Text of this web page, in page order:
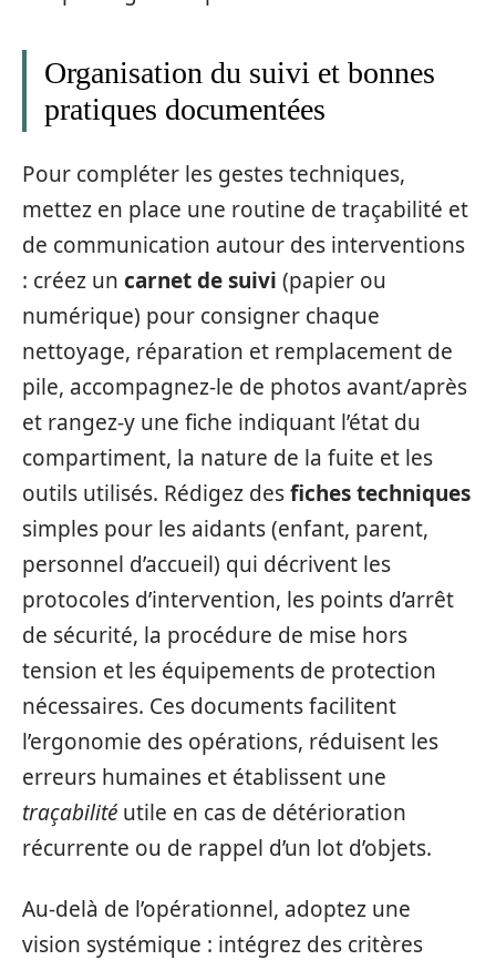
Organisation du suivi et bonnes
pratiques documentées
Pour compléter les gestes techniques,
mettez en place une routine de traçabilité et
de communication autour des interventions
: créez un carnet de suivi (papier ou
numérique) pour consigner chaque
nettoyage, réparation et remplacement de
pile, accompagnez-le de photos avant/après
et rangez-y une fiche indiquant l’état du
compartiment, la nature de la fuite et les
outils utilisés. Rédigez desfiches techniques
simples pour les aidants (enfant, parent,
personnel d’accueil) qui décrivent les
protocoles d’intervention, les points d’arrêt
de sécurité, la procédure de mise hors
tension et les équipements de protection
nécessaires. Ces documents facilitent
l’ergonomie des opérations, réduisent les
erreurs humaines et établissent une
traçabilité utile en cas de détérioration
récurrente ou de rappel d’un lot d’objets.
Au-delà de l’opérationnel, adoptez une
vision systémique : intégrez des critères